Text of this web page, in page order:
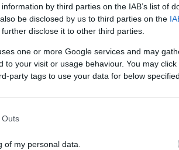
by third parties on the IAB’s list of
be disclosed by us to third parties on the
disclose it to other third parties.
one or more Google services and may
to your visit or usage behaviour. You may
party tags to use your data for below
Outs
of my personal data.
που έχει δείξει οΆρης
τον ομοσπονδιακό
άποψη του, εξηγώντας
του στην Εθνική
είπε ο